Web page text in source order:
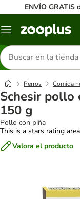
ENVÍO GRATIS
Menú
Buscar
productos
Perros Comida
Schesir pollo
150 g
Pollo con piña
This is a stars rating
Valora el producto